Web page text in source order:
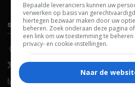
SOCIALS
Facebook
X (Twitter)
LinkedIn
Bepaalde leveranciers kunnen uw
verwerken op basis van
hiertegen bezwaar maken door uw
beheren. Zoek onderaan deze pagina
een link om uw toestemming te
privacy- en cookie-instellingen.
Naar de